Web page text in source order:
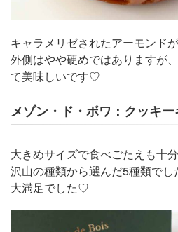
キャラメリゼされたアーモンド
外側はやや硬めではありますが
て美味しいです♡
メゾン・ド・ボワ：クッキー
大きめサイズで食べごたえも十分
沢山の種類から選んだ5種類で
大満足でした♡